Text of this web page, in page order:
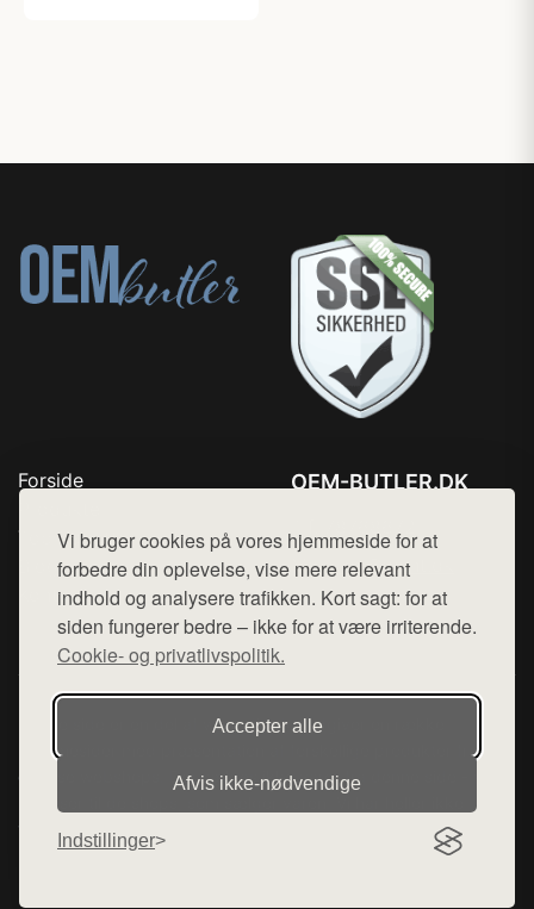
Vi bruger cookies på vores hjemmeside for at
forbedre din oplevelse, vise mere relevant
indhold og analysere trafikken. Kort sagt: for at
siden fungerer bedre – ikke for at være irriterende.
Cookie- og privatlivspolitik.
Accepter alle
Afvis ikke‑nødvendige
Indstillinger
Forside
Top Rabatter
Blog
Kontakt
OEM-BUTLER.DK
Mail: hej@want.dk
Cookie- og privatlivspolitik
Denne side er en del af want.dk, der udgiver en række
hjemmesider med præsentation af forskellige produkter fra
diverse webshops. Der sælges ikke varer fra denne side - vi
varerne på lager.